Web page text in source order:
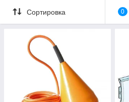
Сортировка 0